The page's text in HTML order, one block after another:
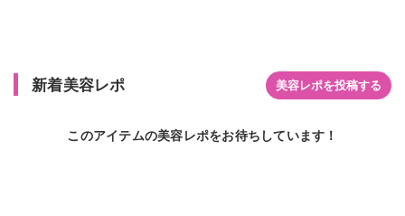
新着美容レポ 美容レポを投稿する
このアイテムの美容レポをお待ちしています！